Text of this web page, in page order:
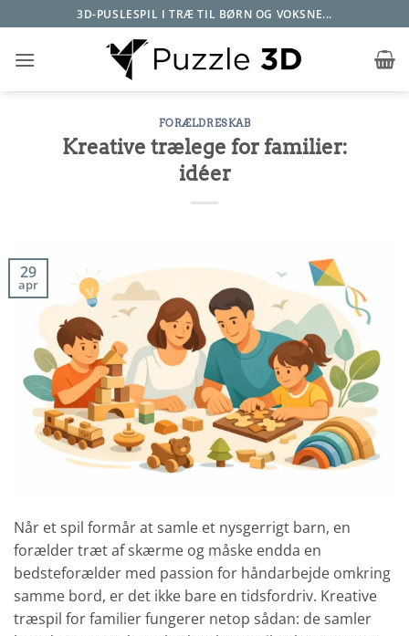
til
indhold
3D-PUSLESPIL I TRÆ TIL BØRN OG VOKSNE...
FORÆLDRESKAB
Kreative trælege for familier:
idéer
29
apr
Når et spil formår at samle et nysgerrigt barn, en
forælder træt af skærme og måske endda en
bedsteforælder med passion for håndarbejde omkring
samme bord, er det ikke bare en tidsfordriv. Kreative
træspil for familier fungerer netop sådan: de samler